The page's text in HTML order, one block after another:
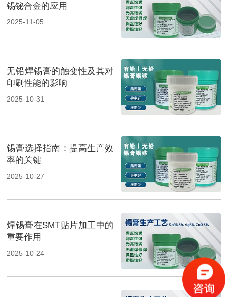
锡铋合金的应用
2025-11-05
无铅焊锡膏的触变性及其对
印刷性能的影响
2025-10-31
锡膏选择指南：提高生产效
率的关键
2025-10-27
焊锡膏在SMT贴片加工中的
重要作用
2025-10-24